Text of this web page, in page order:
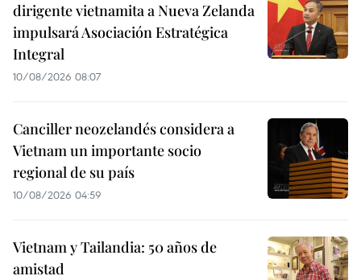
dirigente vietnamita a Nueva Zelanda
impulsará Asociación Estratégica
Integral
10/08/2026 08:07
Canciller neozelandés considera a
Vietnam un importante socio
regional de su país
10/08/2026 04:59
Vietnam y Tailandia: 50 años de
amistad